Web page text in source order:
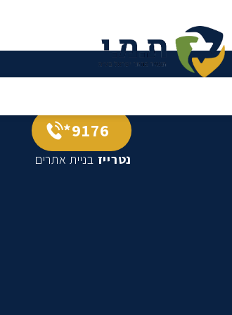
9176*
נטרייז בניית אתרים